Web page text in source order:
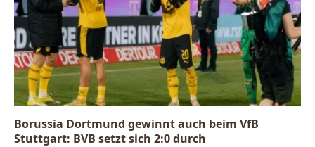
Borussia Dortmund gewinnt auch beim VfB
Stuttgart: BVB setzt sich 2:0 durch